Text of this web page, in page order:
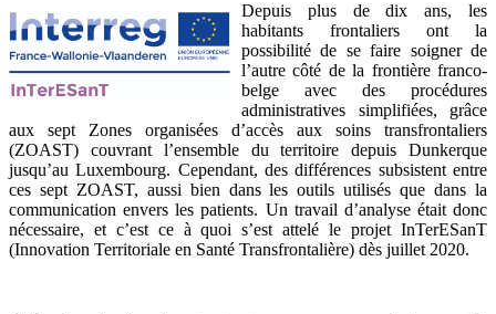
Depuis plus de dix ans, les
habitants frontaliers ont la
possibilité de se faire soigner de
l’autre côté de la frontière franco-
belge avec des procédures
administratives simplifiées, grâce
aux sept Zones organisées d’accès aux soins transfrontaliers
(ZOAST) couvrant l’ensemble du territoire depuis Dunkerque
jusqu’au Luxembourg. Cependant, des différences subsistent entre
ces sept ZOAST, aussi bien dans les outils utilisés que dans la
communication envers les patients. Un travail d’analyse était donc
nécessaire, et c’est ce à quoi s’est attelé le projet InTerESanT
(Innovation Territoriale en Santé Transfrontalière) dès juillet 2020.